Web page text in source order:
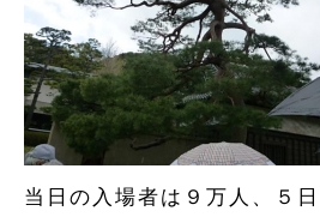
当日の入場者は９万人、５